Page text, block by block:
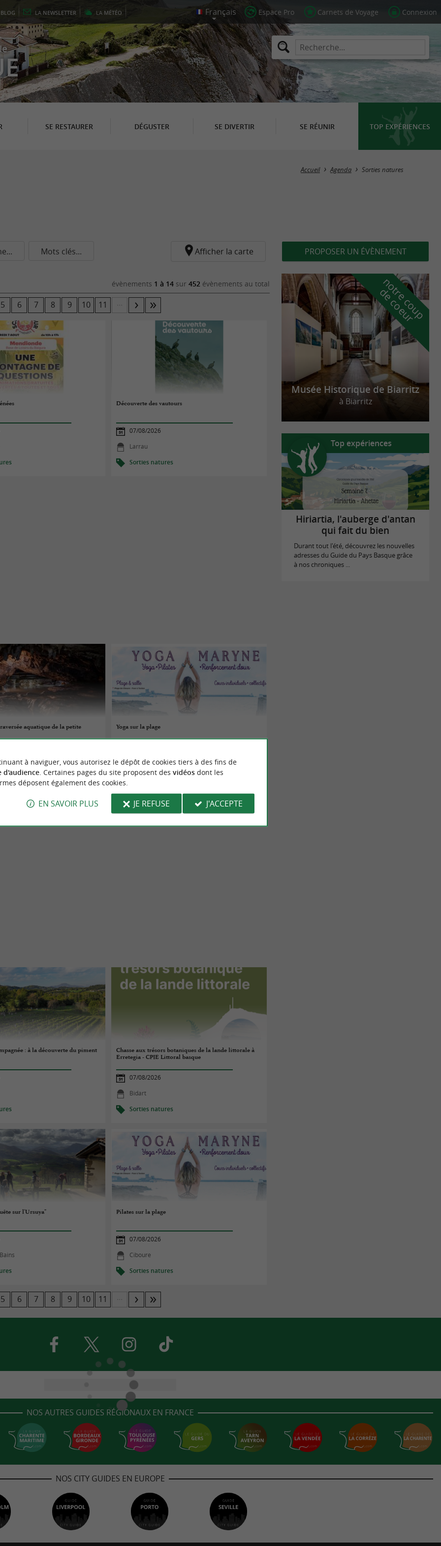
BLOG LA NEWSLETTER LA MÉTÉO Espace Pro Carnets de Voyage Connexion
SE RESTAURER DÉGUSTER SE DIVERTIR SE RÉUNIR TOP EXPÉRIENCES
Accueil Agenda Sorties natures
Mots clés... Afficher la carte
évènements 1 à 14 sur 452 évènements au total
5 6 7 8 9 10 11
Découverte des vautours
07/08/2026
Larrau
Sorties natures
aquatique de la petite
de-Port
Yoga sur la plage
Ciboure
: à la découverte du piment
Chasse aux trésors botaniques de la lande littorale à
Erretegia - CPIE Littoral basque
07/08/2026
Bidart
Sorties natures
sur l'Ursuya" Pilates sur la plage
07/08/2026
Ciboure
Sorties natures
5 6 7 8 9 10 11
PROPOSER UN ÉVÈNEMENT
n
o
t
r
e
c
o
u
p
d
e
c
o
e
u
r
Musée Historique de Biarritz
à Biarritz
Top expériences
Hiriartia, l'auberge d'antan
qui fait du bien
Durant tout l'été, découvrez les nouvelles
adresses du Guide du Pays Basque grâce
à nos chroniques ...
NOS AUTRES GUIDES RÉGIONAUX EN FRANCE
NOS CITY GUIDES EN EUROPE
à naviguer, vous autorisez le dépôt de cookies tiers à des fins de
d'audience. Certaines pages du site proposent des vidéosdont les
déposent également des cookies.
EN SAVOIR PLUS JE REFUSE J'ACCEPTE